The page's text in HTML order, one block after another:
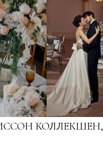
КОЛЛЕКШЕН,